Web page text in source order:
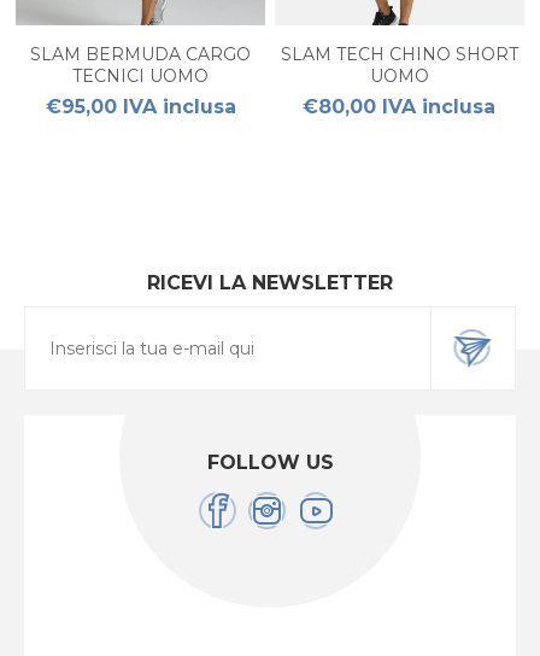
SLAM BERMUDA CARGO
TECNICI UOMO
€95,00 IVA inclusa
SLAM TECH CHINO SHORT
UOMO
€80,00 IVA inclusa
RICEVI LA NEWSLETTER
FOLLOW US